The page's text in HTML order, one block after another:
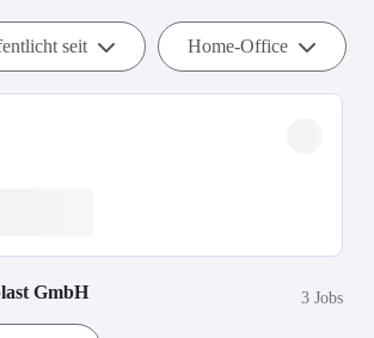
seit Home-Office
GmbH 3 Jobs